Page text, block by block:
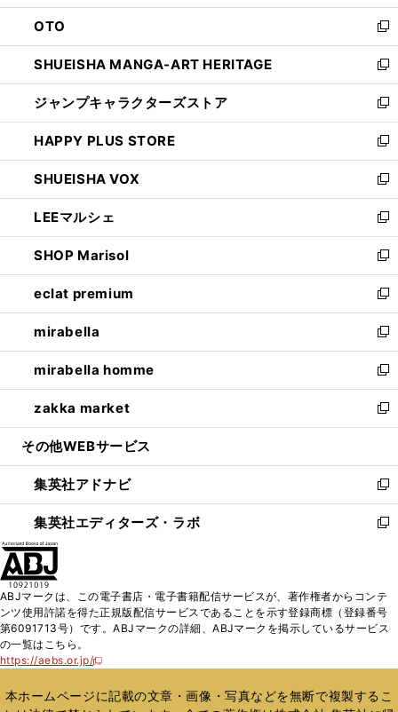
ウ
で
開
く
ン
ド
ウ
で
開
く
OTO
新
し
い
ウ
ィ
ン
ド
ウ
で
開
く
SHUEISHA MANGA-ART HERITAGE
新
し
い
ウ
ィ
ン
ド
ウ
で
開
く
ジャンプキャラクターズストア
新
し
い
ウ
ィ
ン
ド
ウ
で
開
く
HAPPY PLUS STORE
新
し
い
ウ
ィ
ン
ド
ウ
で
開
く
SHUEISHA VOX
新
し
い
ウ
ィ
ン
ド
ウ
で
開
く
LEEマルシェ
新
し
い
ウ
ィ
ン
ド
ウ
で
開
く
SHOP Marisol
新
し
い
ウ
ィ
ン
ド
ウ
で
開
eclat premium
新
し
い
ウ
ィ
ン
ド
ウ
開
く
mirabella
新
し
い
ウ
ィ
ン
ウ
で
開
く
mirabella homme
新
し
い
ウ
ン
ド
ウ
で
zakka market
新
し
ウ
ィ
ン
ド
く
その他WEBサービス
集英社アドナビ
新
し
い
ド
ウ
で
集英社エディターズ・ラボ
新
ィ
ン
ド
開
ABJマークは、この電子書店・電子書籍配信サービスが、著作権者からコンテ
ンツ使用許諾を得た正規版配信サービスであることを示す登録商標（登録番号
第6091713号）です。ABJマークの詳細、ABJマークを掲示しているサービス
の一覧はこちら。
https://aebs.or.jp/
新
い
ウ
本ホームページに記載の文章・画像・写真などを無断で複製するこ